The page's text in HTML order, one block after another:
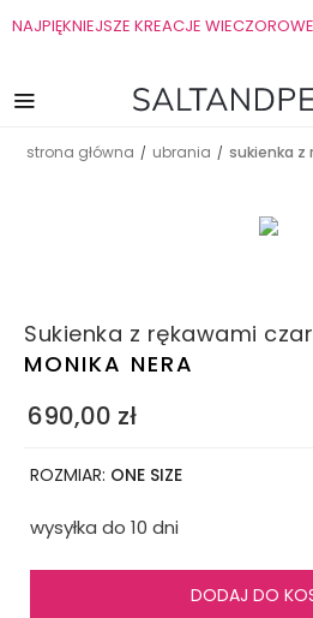
NAJPIĘKNIEJSZE KREACJE WIECZOROWE
strona główna / ubrania / sukienka z
Sukienka z rękawami
MONIKA NERA
690,00 zł
ROZMIAR: ONE SIZE
wysyłka do 10 dni
DODAJ DO